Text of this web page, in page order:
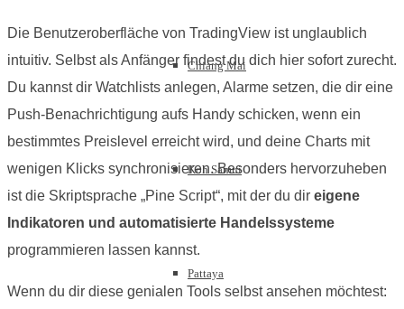
Chiang Mai
Koh Samui
Pattaya
Die Benutzeroberfläche von TradingView ist unglaublich
intuitiv. Selbst als Anfänger findest du dich hier sofort zurecht.
Du kannst dir Watchlists anlegen, Alarme setzen, die dir eine
Push-Benachrichtigung aufs Handy schicken, wenn ein
bestimmtes Preislevel erreicht wird, und deine Charts mit
wenigen Klicks synchronisieren. Besonders hervorzuheben
ist die Skriptsprache „Pine Script“, mit der du dir eigene
Indikatoren und automatisierte Handelssysteme
programmieren lassen kannst.
Wenn du dir diese genialen Tools selbst ansehen möchtest: